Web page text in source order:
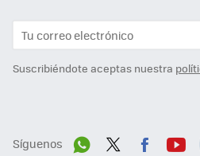
Suscribiéndote aceptas nuestra
Síguenos